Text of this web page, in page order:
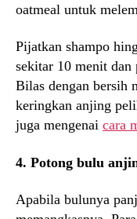
oatmeal untuk
Pijatkan shampo
sekitar 10 menit dan
Bilas dengan bersih
keringkan anjing
juga mengenai cara
4. Potong bulu
Apabila bulunya